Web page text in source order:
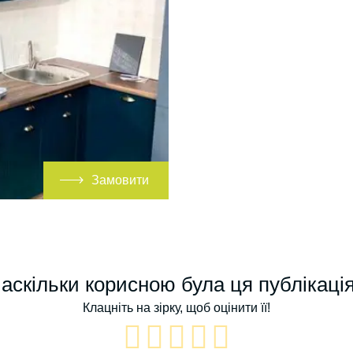
Замовити
корисною була ця
Клацніть на зірку, щоб оцінити її!